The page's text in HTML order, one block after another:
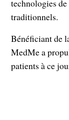
technologies
traditionnels.
Bénéficiant de
MedMe a
patients à ce